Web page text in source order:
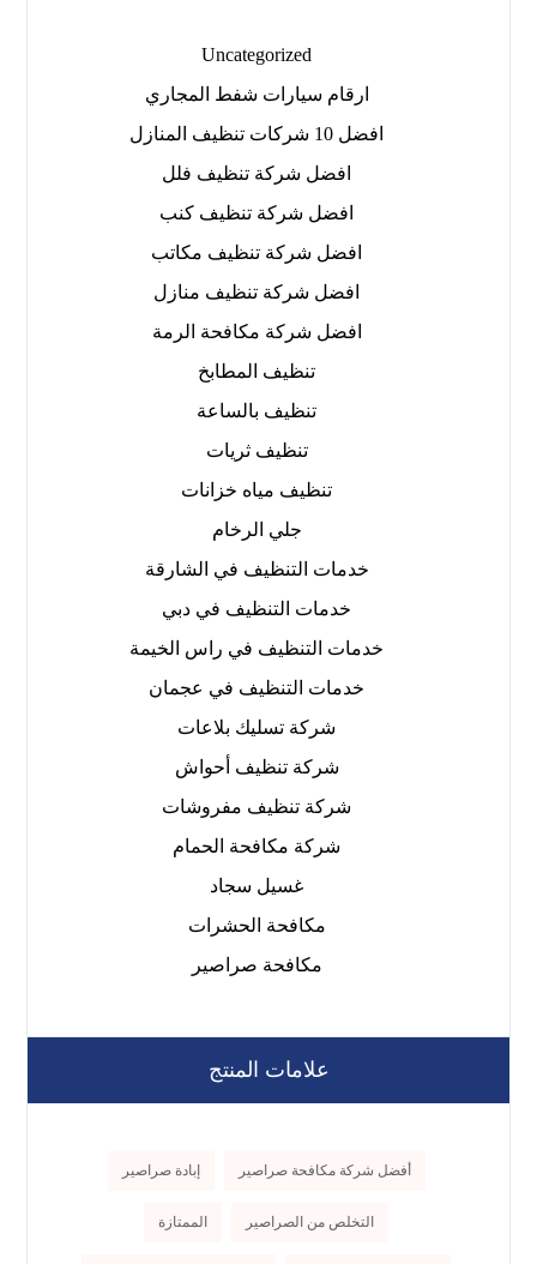
Uncategorized
ارقام سيارات شفط المجاري
افضل 10 شركات تنظيف المنازل
افضل شركة تنظيف فلل
افضل شركة تنظيف كنب
افضل شركة تنظيف مكاتب
افضل شركة تنظيف منازل
افضل شركة مكافحة الرمة
تنظيف المطابخ
تنظيف بالساعة
تنظيف ثريات
تنظيف مياه خزانات
جلي الرخام
خدمات التنظيف في الشارقة
خدمات التنظيف في دبي
خدمات التنظيف في راس الخيمة
خدمات التنظيف في عجمان
شركة تسليك بلاعات
شركة تنظيف أحواش
شركة تنظيف مفروشات
شركة مكافحة الحمام
غسيل سجاد
مكافحة الحشرات
مكافحة صراصير
علامات المنتج
أفضل شركة مكافحة صراصير إبادة صراصير
التخلص من الصراصير الممتازة